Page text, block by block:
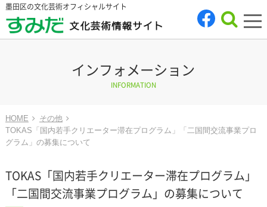
墨田区の文化芸術オフィシャルサイト
インフォメーション
INFORMATION
HOME
その他
TOKAS「国内若手クリエーター滞在プログラム」「二国間交流事業プロ
グラム」の募集について
TOKAS「国内若手クリエーター滞在プログラム」
「二国間交流事業プログラム」の募集について